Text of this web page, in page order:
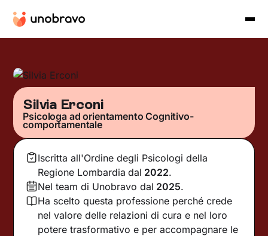
Silvia Erconi
Psicologa ad orientamento Cognitivo-
comportamentale
Iscritta all'Ordine degli Psicologi della
Regione Lombardia dal 2022.
Nel team di Unobravo dal 2025.
Ha scelto questa professione perché crede
nel valore delle relazioni di cura e nel loro
potere trasformativo e per accompagnare le